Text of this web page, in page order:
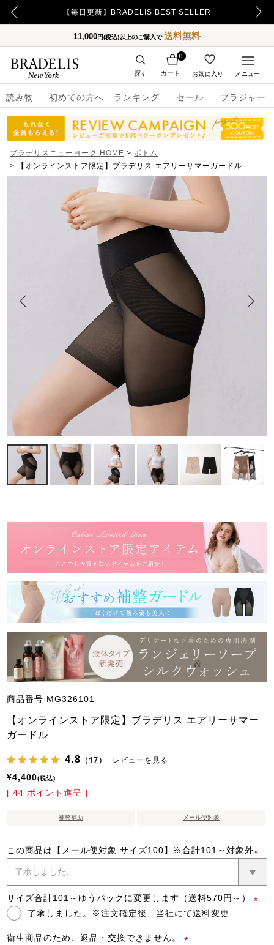
【毎日更新】BRADELIS BEST SELLER
11,000円(税込)以上のご購入で送料無料
読み物 初めての方へ ランキング セール ブラジャー
カート
0
お気に入り
探す メニュー
ブラデリスニューヨーク HOME
ボトム
【オンラインストア限定】ブラデリス エアリーサマーガードル
商品番号 MG326101
【オンラインストア限定】ブラデリス エアリーサマー
ガードル
4.8 （17） レビューを見る
¥4,400 税込
[ 44 ポイント進呈 ]
補整補助 メール便対象
この商品は【メール便対象 サイズ100】※合計101～対象外
(必
須)
サイズ合計101～ゆうパックに変更します（送料570円～）
了承しました。※注文確定後、当社にて送料変更
衛生商品のため、返品・交換できません。